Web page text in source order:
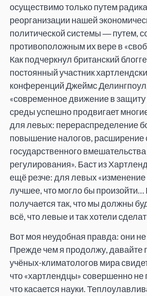
осуществимо только путем
реорганизации нашей
политической системы ― путем,
противоположным их вере в
Как подчеркнул британский
постоянный участник
конференций Джеймс
«современное движение в
среды успешно продвигает
для левых: перераспределение
повышение налогов,
государственного вмешательства
регулирования». Баст из
ещё резче: для левых
лучшее, что могло бы произойти…
получается так, что мы должны
всё, что левые и так хотели
Вот моя неудобная правда: они
Прежде чем я продолжу, давайте
учёных-климатологов мира
что «хартлендцы» совершенно не
что касается науки.